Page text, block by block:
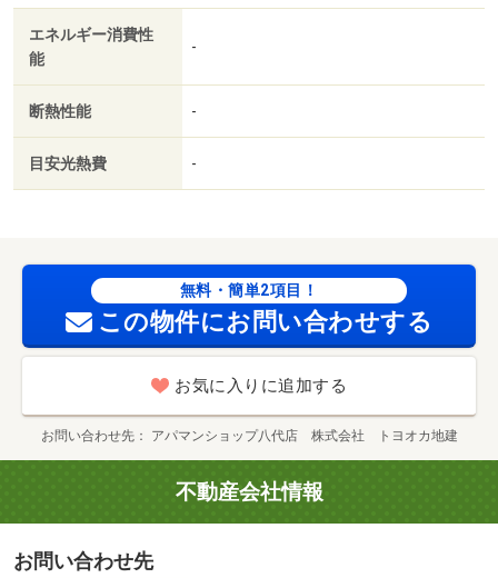
金 16500円/初回保証料 35000円/初期消火器具 6380円/そ
の他費用 17600円
エネルギー消費性
能
-
断熱性能 -
目安光熱費 -
無料・簡単2項目！
この物件にお問い合わせする
お気に入りに追加する
お問い合わせ先 アパマンショップ八代店 株式会社 トヨオカ地建
不動産会社情報
お問い合わせ先